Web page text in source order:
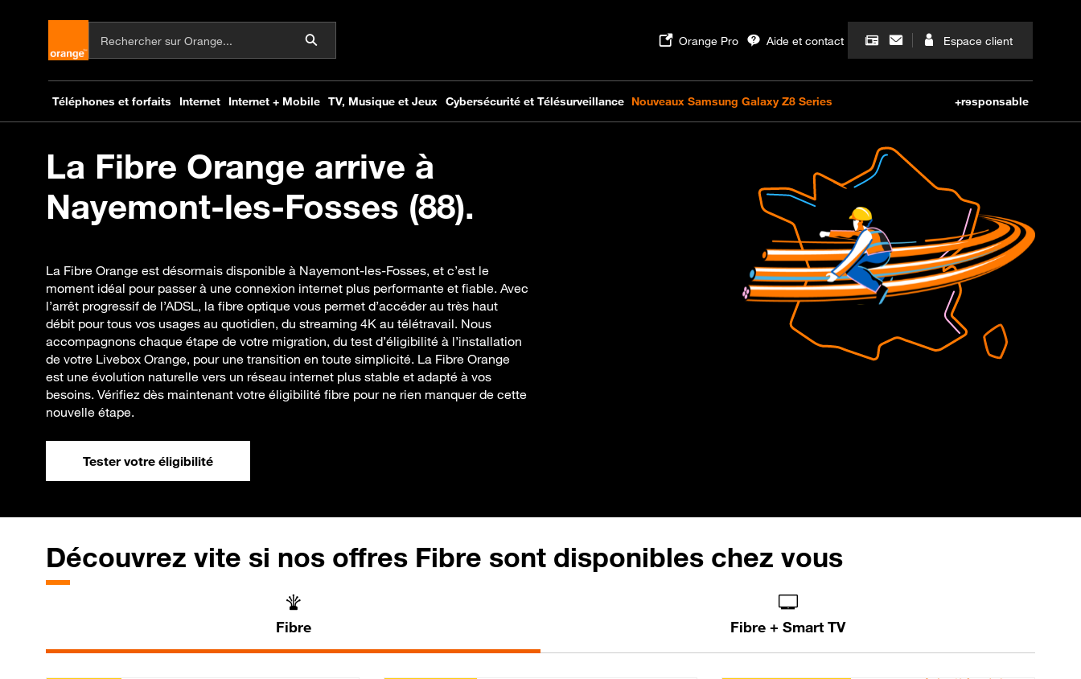
La Fibre Orange arrive à
Nayemont-les-Fosses (88).
La Fibre Orange est désormais disponible à Nayemont-les-Fosses, et c’est le
moment idéal pour passer à une connexion internet plus performante et fiable. Avec
l’arrêt progressif de l’ADSL, la fibre optique vous permet d’accéder au très haut
débit pour tous vos usages au quotidien, du streaming 4K au télétravail. Nous
accompagnons chaque étape de votre migration, du test d’éligibilité à l’installation
de votre Livebox Orange, pour une transition en toute simplicité. La Fibre Orange
est une évolution naturelle vers un réseau internet plus stable et adapté à vos
besoins. Vérifiez dès maintenant votre éligibilité fibre pour ne rien manquer de cette
nouvelle étape.
Tester votre éligibilité
Découvrez vite si nos offres Fibre sont disponibles chez vous
Fibre Fibre + Smart TV